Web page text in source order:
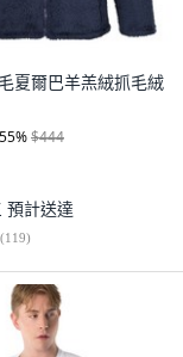
夏爾巴羊羔絨抓毛絨
55%$444
預計送達
(119)